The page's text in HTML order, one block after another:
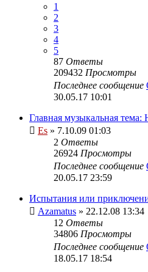
1
2
3
4
5
87 Ответы
209432 Просмотры
Последнее сообщение
30.05.17 10:01
Главная музыкальная тема:
Es » 7.10.09 01:03
2 Ответы
26924 Просмотры
Последнее сообщение
20.05.17 23:59
Испытания или
Azamatus » 22.12.08 13:34
12 Ответы
34806 Просмотры
Последнее сообщение
18.05.17 18:54